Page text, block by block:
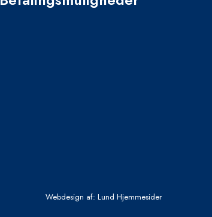
Webdesign af: Lund Hjemmesider